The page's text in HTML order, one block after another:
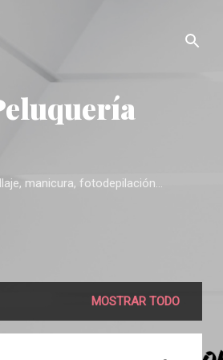
manicura, fotodepilación...
MOSTRAR TODO